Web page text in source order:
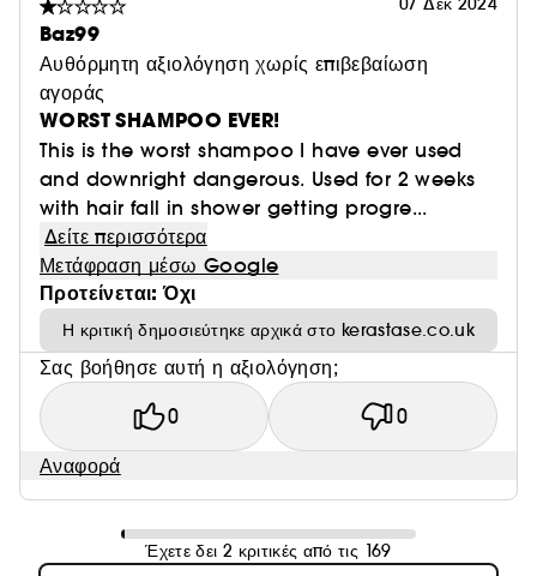
Baz99
Αυθόρμητη αξιολόγηση χωρίς επιβεβαίωση
αγοράς
WORST SHAMPOO EVER!
This is the worst shampoo I have ever used
and downright dangerous. Used for 2 weeks
with hair fall in shower getting progre...
Δείτε περισσότερα
Μετάφραση μέσω Google
Προτείνεται: Όχι
Η κριτική δημοσιεύτηκε αρχικά στο kerastase.co.uk
Σας βοήθησε αυτή η αξιολόγηση;
0 0
Αναφορά
Έχετε δει 2 κριτικές από τις 169